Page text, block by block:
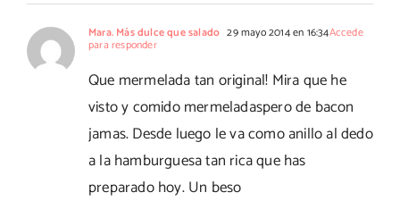
Mara. Más dulce que salado 29 mayo 2014 en 16:34Accede
para responder
Que mermelada tan original! Mira que he
visto y comido mermeladaspero de bacon
jamas. Desde luego le va como anillo al dedo
a la hamburguesa tan rica que has
preparado hoy. Un beso